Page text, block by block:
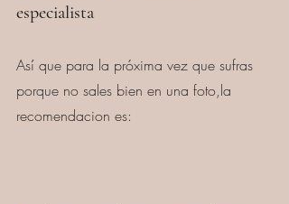
especialista
Así que para la próxima vez que sufras
porque no sales bien en una foto,la
recomendacion es: